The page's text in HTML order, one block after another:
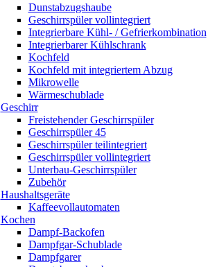
Dunstabzugshaube
Geschirrspüler vollintegriert
Integrierbare Kühl- / Gefrierkombination
Integrierbarer Kühlschrank
Kochfeld
Kochfeld mit integriertem Abzug
Mikrowelle
Wärmeschublade
Geschirr
Freistehender Geschirrspüler
Geschirrspüler 45
Geschirrspüler teilintegriert
Geschirrspüler vollintegriert
Unterbau-Geschirrspüler
Zubehör
Haushaltsgeräte
Kaffeevollautomaten
Kochen
Dampf-Backofen
Dampfgar-Schublade
Dampfgarer